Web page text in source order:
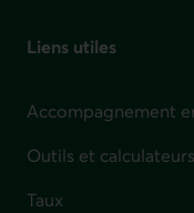
Liens utiles
Accompagnement
Outils et calculateurs
Taux